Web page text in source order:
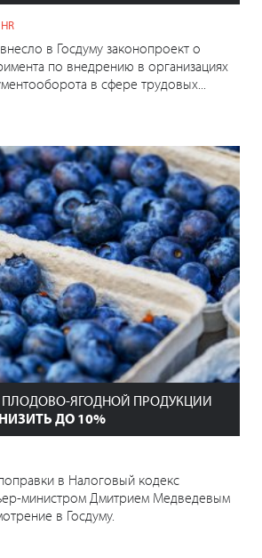
HR
в Госдуму законопроект о
по внедрению в организациях
в сфере трудовых...
ПЛОДОВО-ЯГОДНОЙ ПРОДУКЦИИ
ДО 10%
в Налоговый кодекс
министром Дмитрием Медведевым
в Госдуму.